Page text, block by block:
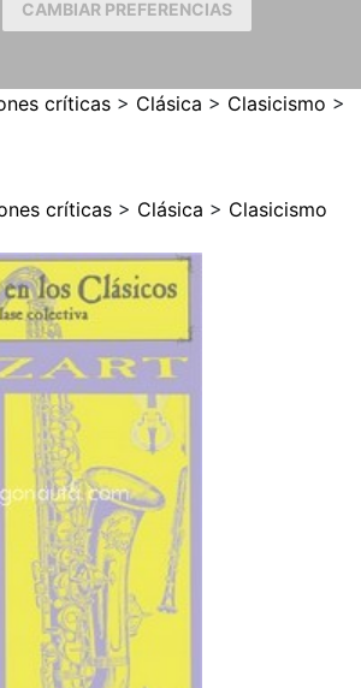
CAMBIAR PREFERENCIAS
críticas > Clásica > Clasicismo >
críticas > Clásica > Clasicismo